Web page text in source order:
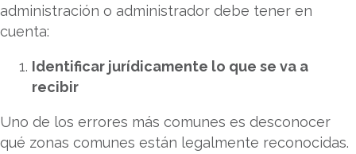
administración o administrador debe tener en
cuenta:
Identificar jurídicamente lo que se va a
recibir
Uno de los errores más comunes es desconocer
qué zonas comunes están legalmente reconocidas.